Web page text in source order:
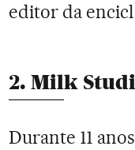
editor da
2. Milk
Durante 11